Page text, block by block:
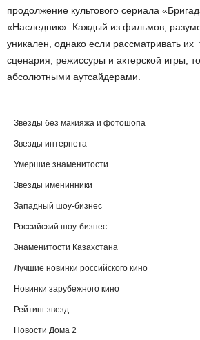
продолжение культового сериала
«Наследник». Каждый из фильмов,
уникален, однако если рассматривать их
сценария, режиссуры и актерской игры,
абсолютными аутсайдерами.
Звезды без макияжа и фотошопа
Звезды интернета
Умершие знаменитости
Звезды именинники
Западный шоу-бизнес
Российский шоу-бизнес
Знаменитости Казахстана
Лучшие новинки российского кино
Новинки зарубежного кино
Рейтинг звезд
Новости Дома 2